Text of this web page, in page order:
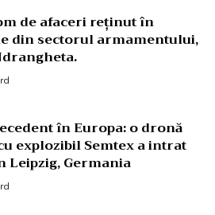
de afaceri reținut în
din sectorul armamentului,
în Europa: o dronă
explozibil Semtex a intrat
Leipzig, Germania